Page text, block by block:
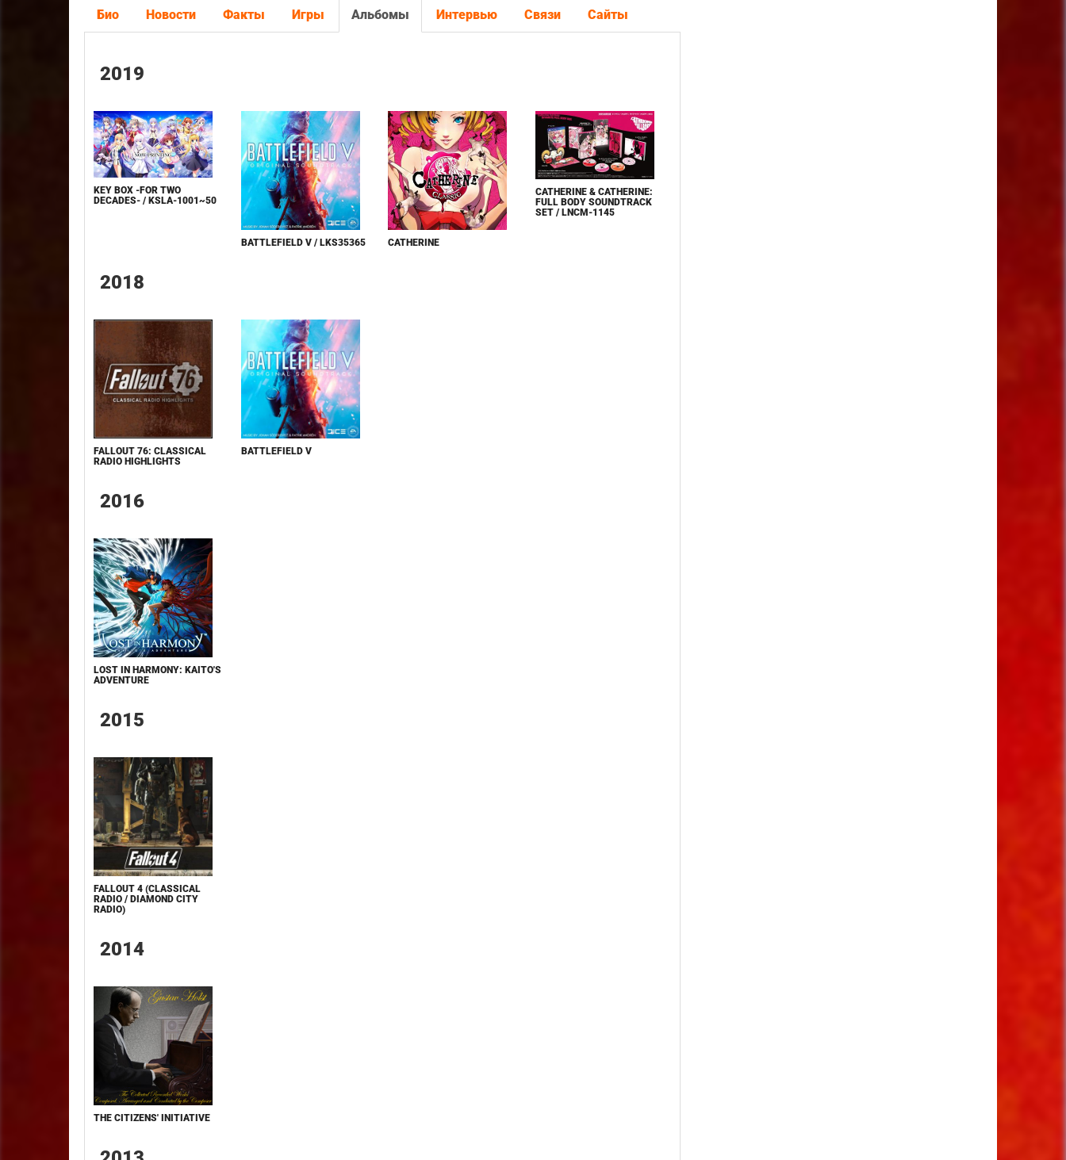
Био Новости Факты Игры Альбомы Интервью Связи Сайты
2019
KEY BOX -FOR TWO
DECADES- / KSLA-1001~50
BATTLEFIELD V / LKS35365 CATHERINE
CATHERINE & CATHERINE:
FULL BODY SOUNDTRACK
SET / LNCM-1145
2018
FALLOUT 76: CLASSICAL
RADIO HIGHLIGHTS
BATTLEFIELD V
2016
LOST IN HARMONY: KAITO'S
ADVENTURE
2015
FALLOUT 4 (CLASSICAL
RADIO / DIAMOND CITY
RADIO)
2014
THE CITIZENS' INITIATIVE